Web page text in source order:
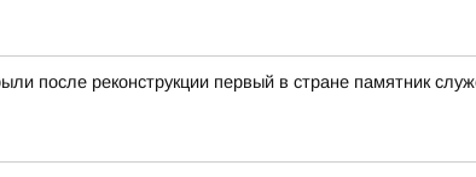
после реконструкции первый в стране памятник